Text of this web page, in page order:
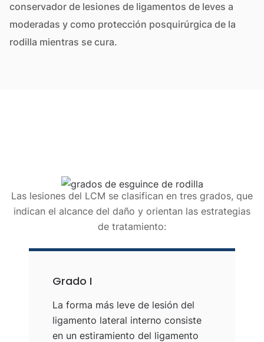
conservador de lesiones de ligamentos de leves a
moderadas y como protección posquirúrgica de la
rodilla mientras se cura.
Las lesiones del LCM se clasifican en tres grados, que
indican el alcance del daño y orientan las estrategias
de tratamiento:
Grado I
La forma más leve de lesión del
ligamento lateral interno consiste
en un estiramiento del ligamento